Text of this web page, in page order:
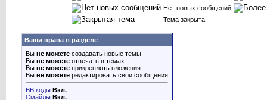
Нет новых сообщений
Тема закрыта
Ваши права в разделе
Вы не можете создавать новые темы
Вы не можете отвечать в темах
Вы не можете прикреплять вложения
Вы не можете редактировать свои сообщения
BB коды Вкл.
Смайлы Вкл.